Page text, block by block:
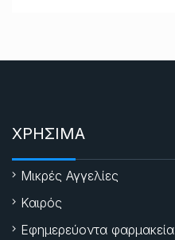
ΧΡΗΣΙΜΑ
Μικρές Αγγελίες
Καιρός
Εφημερεύοντα φαρμακεία